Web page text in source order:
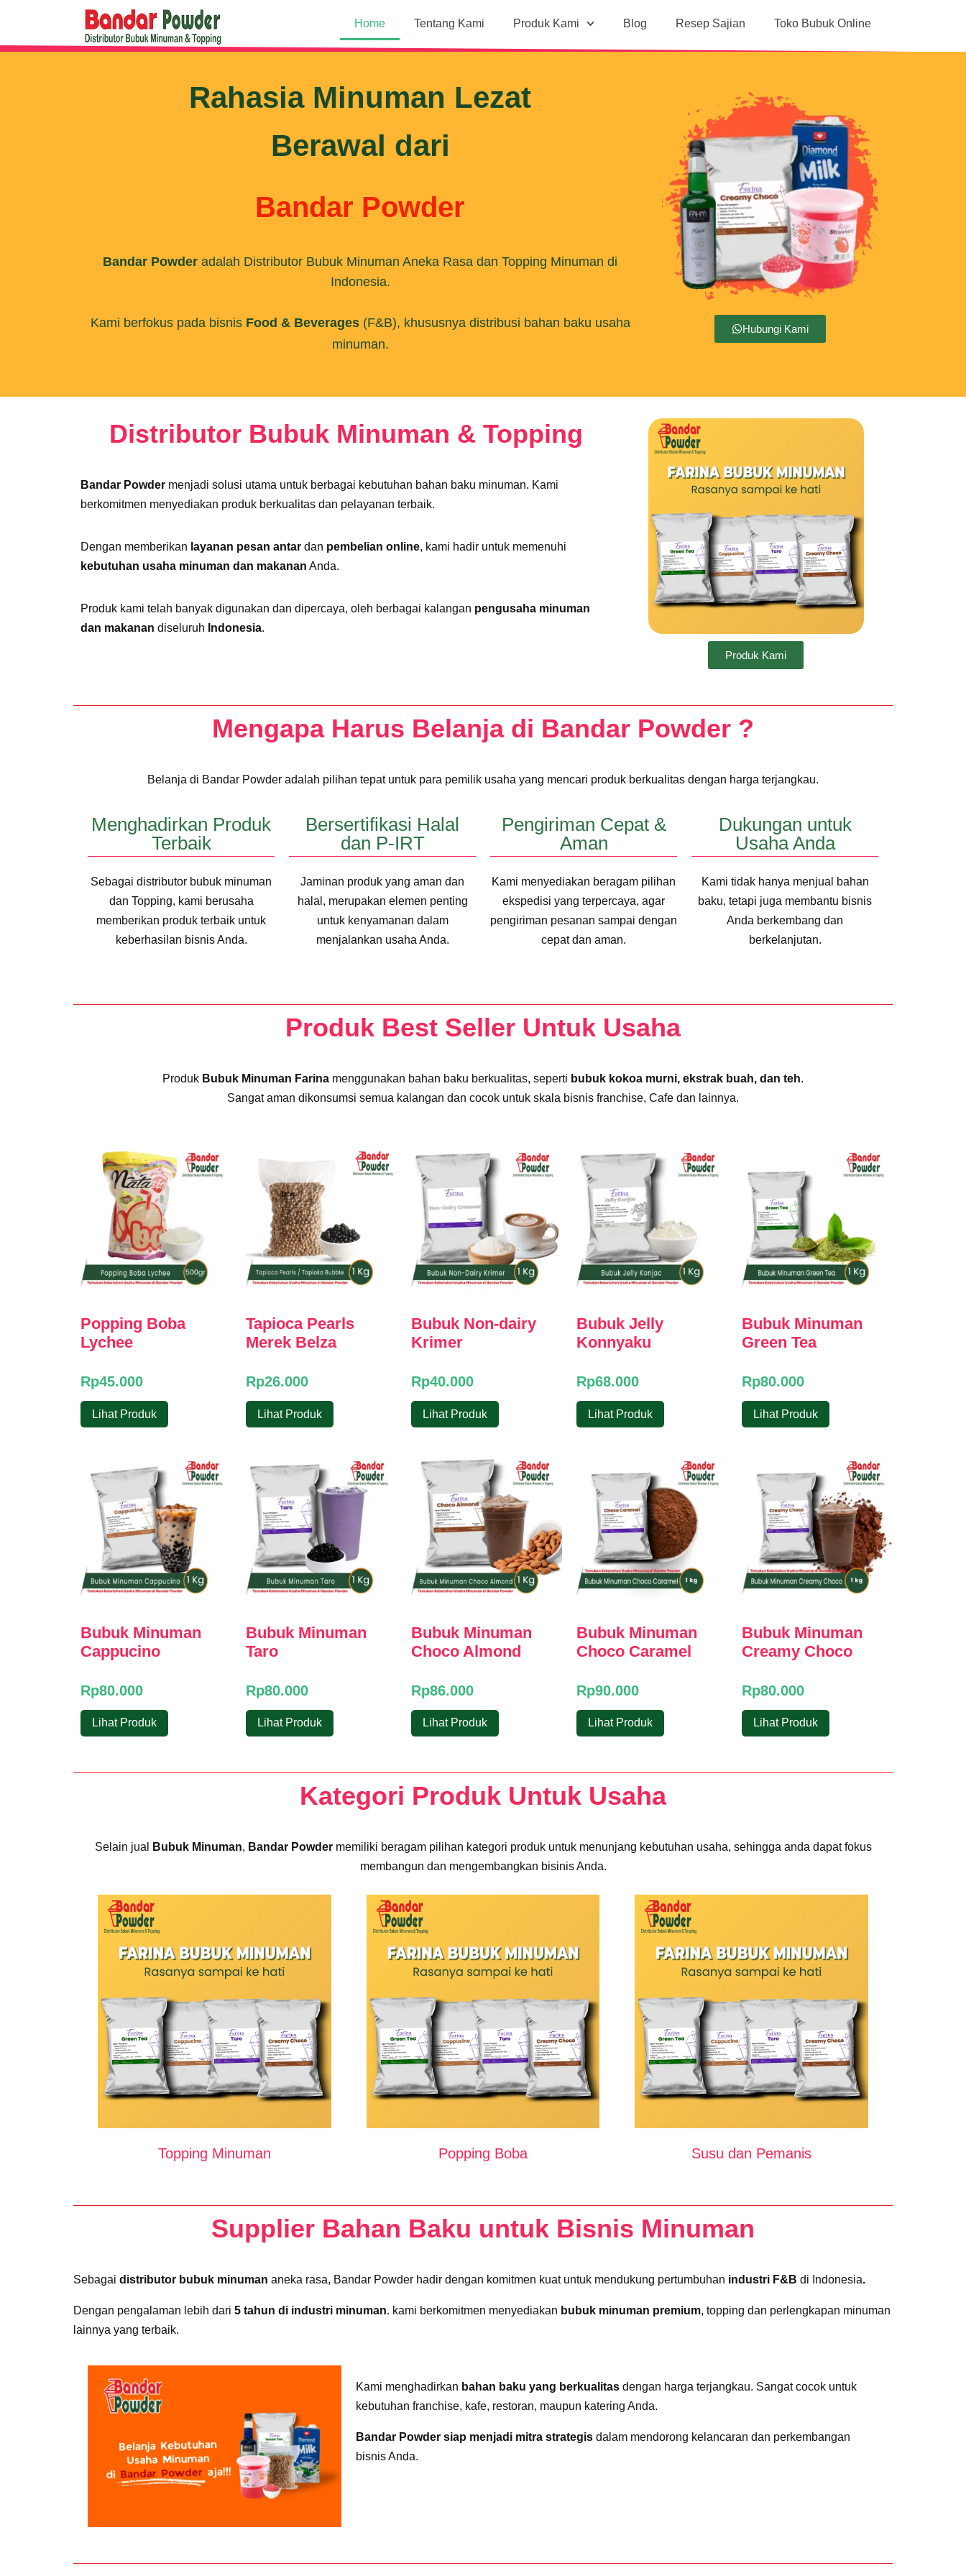
Home Tentang Kami Produk Kami Blog Resep Sajian Toko Bubuk Online
Rahasia Minuman Lezat
Berawal dari
Bandar Powder
Bandar Powder adalah Distributor Bubuk Minuman Aneka Rasa dan Topping Minuman di
Indonesia.
Kami berfokus pada bisnis Food & Beverages(F&B), khususnya distribusi bahan baku usaha
minuman.
Hubungi Kami
Distributor Bubuk Minuman & Topping
Bandar Powder menjadi solusi utama untuk berbagai kebutuhan bahan baku minuman. Kami
berkomitmen menyediakan produk berkualitas dan pelayanan terbaik.
Dengan memberikan layanan pesan antar dan pembelian online, kami hadir untuk memenuhi
kebutuhan usaha minuman dan makanan Anda.
Produk kami telah banyak digunakan dan dipercaya, oleh berbagai kalangan pengusaha minuman
dan makanan diseluruh Indonesia.
Produk Kami
Mengapa Harus Belanja di Bandar Powder ?
Belanja di Bandar Powder adalah pilihan tepat untuk para pemilik usaha yang mencari produk berkualitas dengan harga terjangkau.
Menghadirkan Produk
Terbaik
Sebagai distributor bubuk minuman
dan Topping, kami berusaha
memberikan produk terbaik untuk
keberhasilan bisnis Anda.
Bersertifikasi Halal
dan P-IRT
Jaminan produk yang aman dan
halal, merupakan elemen penting
untuk kenyamanan dalam
menjalankan usaha Anda.
Pengiriman Cepat &
Aman
Kami menyediakan beragam pilihan
ekspedisi yang terpercaya, agar
pengiriman pesanan sampai dengan
cepat dan aman.
Dukungan untuk
Usaha Anda
Kami tidak hanya menjual bahan
baku, tetapi juga membantu bisnis
Anda berkembang dan
berkelanjutan.
Produk Best Seller Untuk Usaha
Produk Bubuk Minuman Farina menggunakan bahan baku berkualitas, seperti bubuk kokoa murni, ekstrak buah, dan teh.
Sangat aman dikonsumsi semua kalangan dan cocok untuk skala bisnis franchise, Cafe dan lainnya.
Popping Boba
Lychee
Rp45.000
Lihat Produk
Tapioca Pearls
Merek Belza
Rp26.000
Lihat Produk
Bubuk Non-dairy
Krimer
Rp40.000
Lihat Produk
Bubuk Jelly
Konnyaku
Rp68.000
Lihat Produk
Bubuk Minuman
Green Tea
Rp80.000
Lihat Produk
Bubuk Minuman
Cappucino
Rp80.000
Lihat Produk
Bubuk Minuman
Taro
Rp80.000
Lihat Produk
Bubuk Minuman
Choco Almond
Rp86.000
Lihat Produk
Bubuk Minuman
Choco Caramel
Rp90.000
Lihat Produk
Bubuk Minuman
Creamy Choco
Rp80.000
Lihat Produk
Kategori Produk Untuk Usaha
Selain jual Bubuk Minuman, Bandar Powdermemiliki beragam pilihan kategori produk untuk menunjang kebutuhan usaha, sehingga anda dapat fokus
membangun dan mengembangkan bisinis Anda.
Topping Minuman Popping Boba Susu dan Pemanis
Supplier Bahan Baku untuk Bisnis Minuman
Sebagai distributor bubuk minuman aneka rasa, Bandar Powder hadir dengan komitmen kuat untuk mendukung pertumbuhan industri F&B di Indonesia.
Dengan pengalaman lebih dari 5 tahun di industri minuman. kami berkomitmen menyediakan bubuk minuman premium, topping dan perlengkapan minuman
lainnya yang terbaik.
Kami menghadirkan bahan baku yang berkualitas dengan harga terjangkau. Sangat cocok untuk
kebutuhan franchise, kafe, restoran, maupun katering Anda.
Bandar Powder siap menjadi mitra strategis dalam mendorong kelancaran dan perkembangan
bisnis Anda.